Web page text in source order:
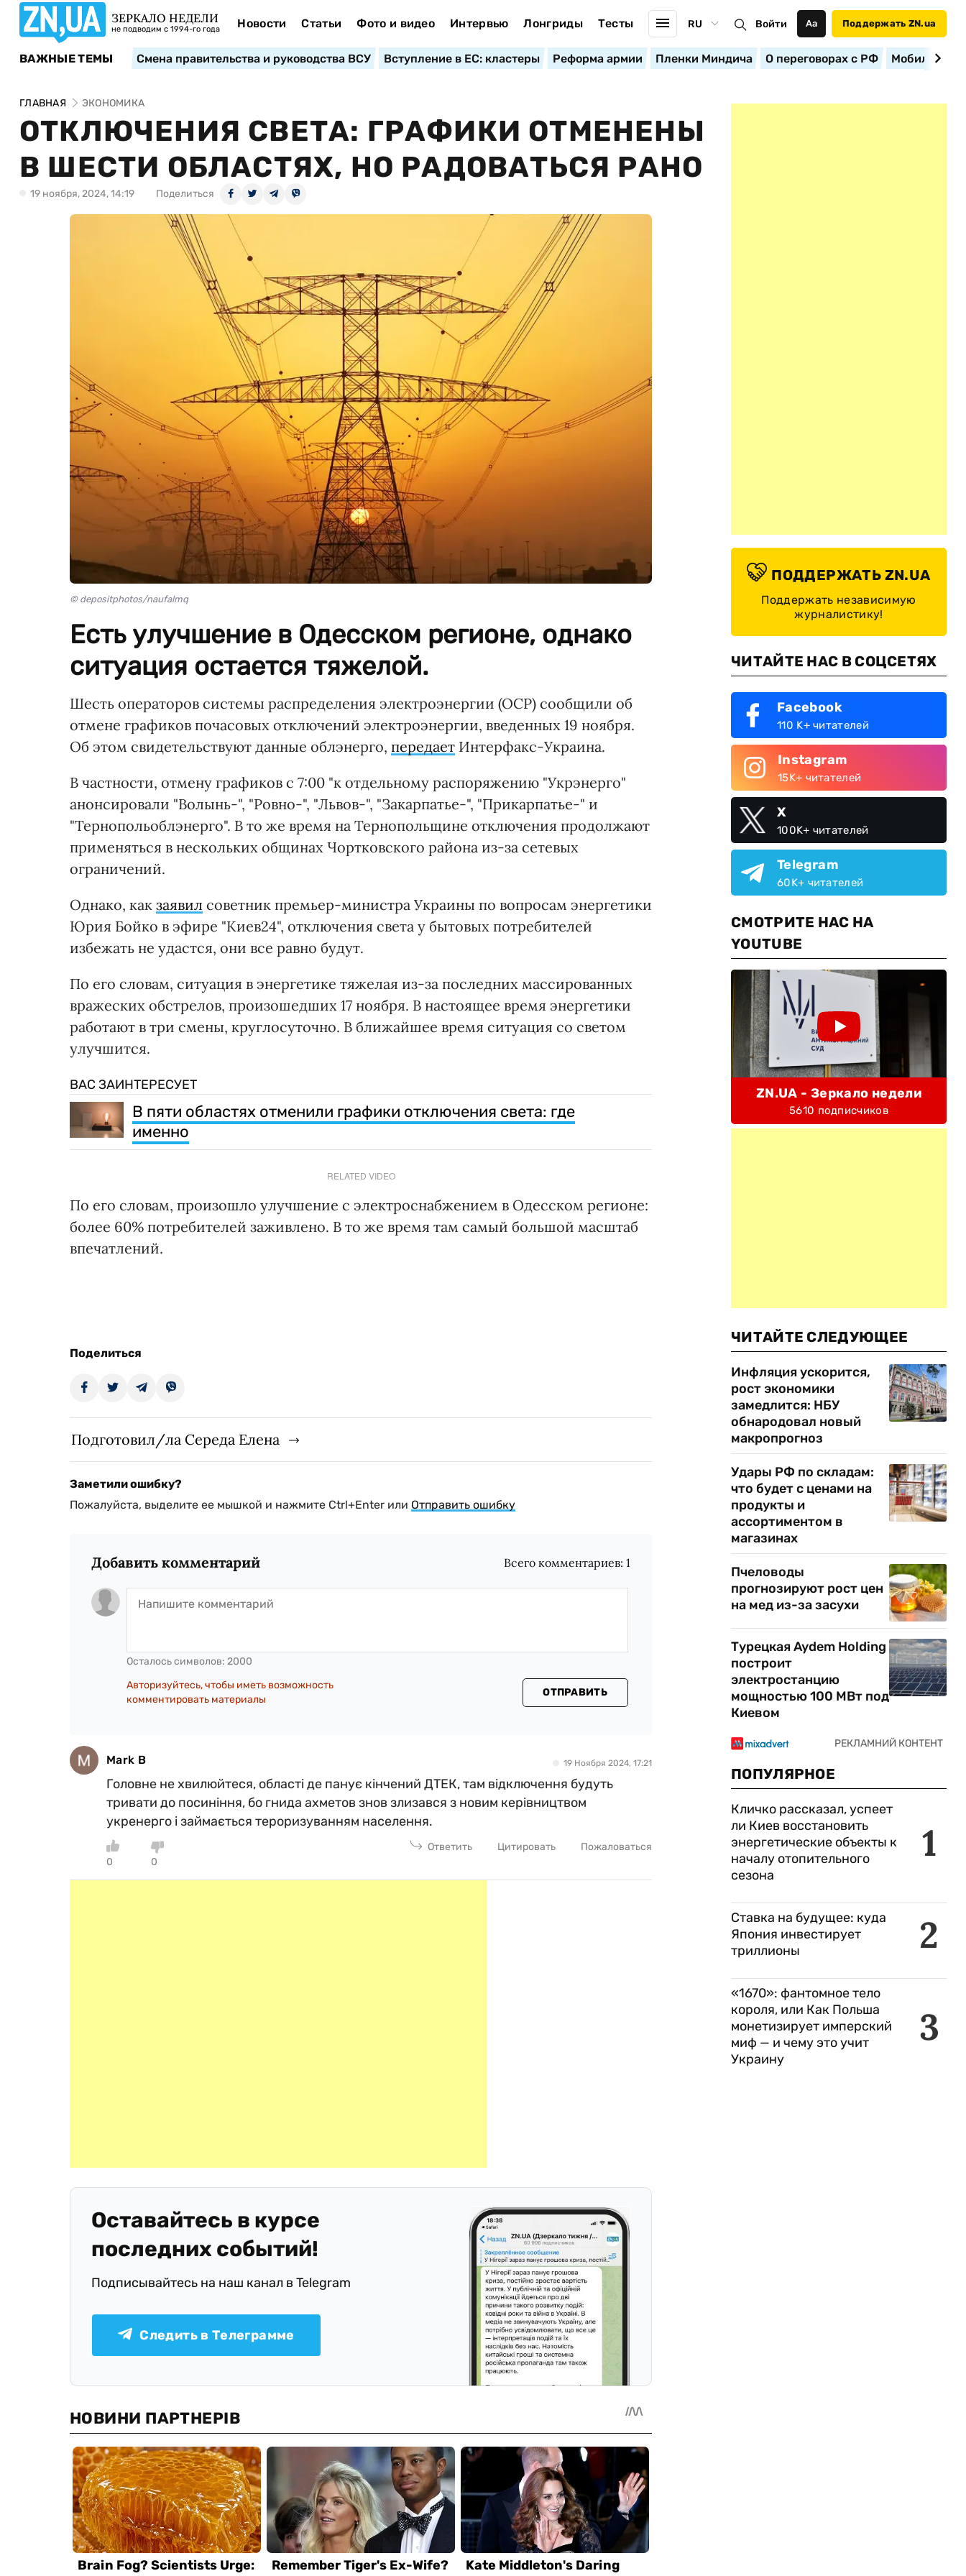
ЗЕРКАЛО НЕДЕЛИ
не подводим с 1994-го года Новости Статьи Фото и видео Интервью Лонгриды Тесты RU Войти Аа Поддержать ZN.ua
ВАЖНЫЕ ТЕМЫ Смена правительства и руководства ВСУ Вступление в ЕС: кластеры Реформа армии Пленки Миндича О переговорах с РФ
ГЛАВНАЯ ЭКОНОМИКА
ОТКЛЮЧЕНИЯ СВЕТА: ГРАФИКИ ОТМЕНЕНЫ
В ШЕСТИ ОБЛАСТЯХ, НО РАДОВАТЬСЯ РАНО
19 ноября, 2024, 14:19 Поделиться
© depositphotos/naufalmq
Есть улучшение в Одесском регионе, однако
ситуация остается тяжелой.
Шесть операторов системы распределения электроэнергии (ОСР) сообщили об
отмене графиков почасовых отключений электроэнергии, введенных 19 ноября.
Об этом свидетельствуют данные облэнерго, передает Интерфакс-Украина.
В частности, отмену графиков с 7:00 "к отдельному распоряжению "Укрэнерго"
анонсировали "Волынь-", "Ровно-", "Львов-", "Закарпатье-", "Прикарпатье-" и
"Тернопольоблэнерго". В то же время на Тернопольщине отключения продолжают
применяться в нескольких общинах Чортковского района из-за сетевых
ограничений.
Однако, как заявил советник премьер-министра Украины по вопросам энергетики
Юрия Бойко в эфире "Киев24", отключения света у бытовых потребителей
избежать не удастся, они все равно будут.
По его словам, ситуация в энергетике тяжелая из-за последних массированных
вражеских обстрелов, произошедших 17 ноября. В настоящее время энергетики
работают в три смены, круглосуточно. В ближайшее время ситуация со светом
улучшится.
ВАС ЗАИНТЕРЕСУЕТ
В пяти областях отменили графики отключения света: где
именно
RELATED VIDEO
По его словам, произошло улучшение с электроснабжением в Одесском регионе:
более 60% потребителей заживлено. В то же время там самый большой масштаб
впечатлений.
Поделиться
Подготовил/ла Середа Елена
Заметили ошибку?
Пожалуйста, выделите ее мышкой и нажмите Ctrl+Enter или Отправить ошибку
Добавить комментарий Всего комментариев:1
Осталось символов: 2000
Авторизуйтесь, чтобы иметь возможность
комментировать материалы
ОТПРАВИТЬ
Mark B 19 Ноября 2024, 17:21
Головне не хвилюйтеся, області де панує кінчений ДТЕК, там відключення будуть
тривати до посиніння, бо гнида ахметов знов злизався з новим керівництвом
укренерго і займається тероризуванням населення.
0 0
Ответить Цитировать Пожаловаться
Оставайтесь в курсе
последних событий!
Подписывайтесь на наш канал в Telegram
Следить в Телеграмме
ПОДДЕРЖАТЬ ZN.UA
Поддержать независимую
журналистику!
ЧИТАЙТЕ НАС В СОЦСЕТЯХ
Facebook
110 K+ читателей
Instagram
15K+ читателей
X
100K+ читателей
Telegram
60K+ читателей
СМОТРИТЕ НАС НА
YOUTUBE
ZN.UA - Зеркало недели
5610 подписчиков
ЧИТАЙТЕ СЛЕДУЮЩЕЕ
Инфляция ускорится,
рост экономики
замедлится: НБУ
обнародовал новый
макропрогноз
Удары РФ по складам:
что будет с ценами на
продукты и
ассортиментом в
магазинах
Пчеловоды
прогнозируют рост цен
на мед из-за засухи
Турецкая Aydem Holding
построит
электростанцию
мощностью 100 МВт под
Киевом
ПОПУЛЯРНОЕ
1
Кличко рассказал, успеет
ли Киев восстановить
энергетические объекты к
началу отопительного
сезона
2
Ставка на будущее: куда
Япония инвестирует
триллионы
3
«1670»: фантомное тело
короля, или Как Польша
монетизирует имперский
миф — и чему это учит
Украину